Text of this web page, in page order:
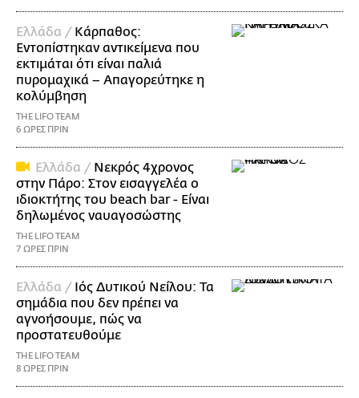
Ελλάδα / Κάρπαθος:
Εντοπίστηκαν αντικείμενα που
εκτιμάται ότι είναι παλιά
πυρομαχικά – Απαγορεύτηκε η
κολύμβηση
THE LIFO TEAM
6 ΩΡΕΣ ΠΡΙΝ
Ελλάδα / Νεκρός 4χρονος
στην Πάρο: Στον εισαγγελέα ο
ιδιοκτήτης του beach bar - Είναι
δηλωμένος ναυαγοσώστης
THE LIFO TEAM
7 ΩΡΕΣ ΠΡΙΝ
Ελλάδα / Ιός Δυτικού Νείλου: Τα
σημάδια που δεν πρέπει να
αγνοήσουμε, πώς να
προστατευθούμε
THE LIFO TEAM
8 ΩΡΕΣ ΠΡΙΝ